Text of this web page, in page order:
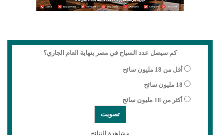
كم سيصل عدد السياح في مصر بنهاية العام الجاري؟
أقل من 18 مليون سائح
18 مليون سائح
أكثر من 18 مليون سائح
مشاهدة النتائج